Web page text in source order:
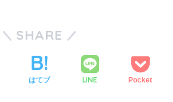
SHARE
はてブ LINE Pocket